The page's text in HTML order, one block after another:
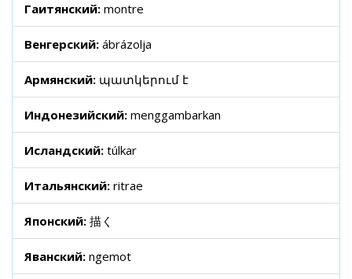
Гаитянский: montre
Венгерский: ábrázolja
Армянский: պատկերում է
Индонезийский: menggambarkan
Исландский: túlkar
Итальянский: ritrae
Японский: 描く
Яванский: ngemot